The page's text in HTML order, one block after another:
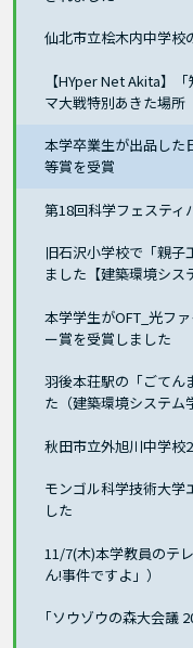
仙北市立桧木内中学校
【HYper Net Akita】
マ大戦特別あきた場所
本学卒業生が出品した
等賞を受賞
第18回科学フェスティ
旧石沢小学校で「親子
ました【建築環境シス
本学学生がOFT_光フ
ー賞を受賞しました
羽後本荘駅の「ごてん
た（建築環境システム
秋田市立外旭川中学校
モンゴル科学技術大学
した
11/7(木)本学教員のテ
ん!事件ですよ」）
｢ソウゾウの森大会議